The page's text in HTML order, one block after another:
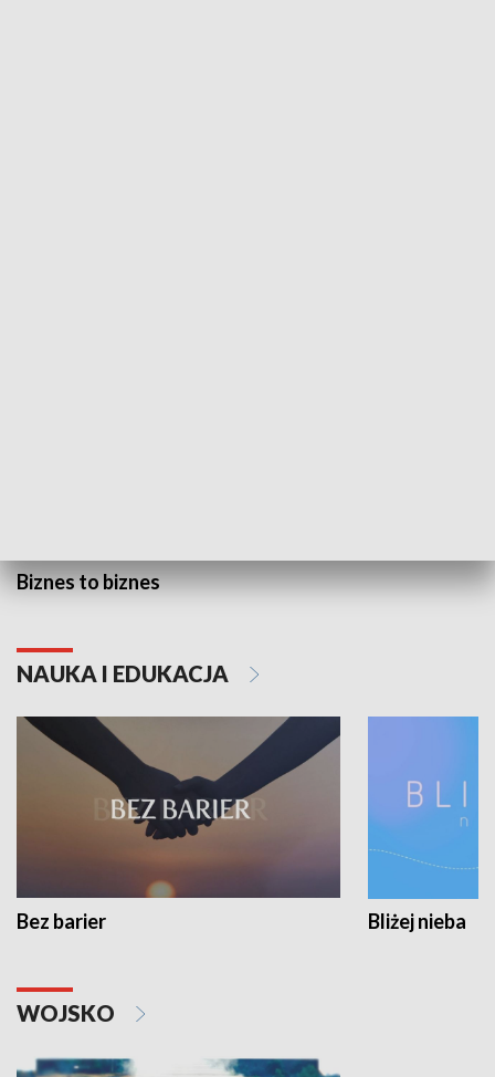
Biznes to biznes
NAUKA I EDUKACJA
Bez barier Bliżej nieba
WOJSKO